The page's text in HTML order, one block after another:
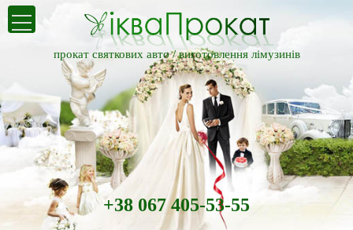
прокат святкових авто /виготовлення лімузинів
+38 067 405-53-55